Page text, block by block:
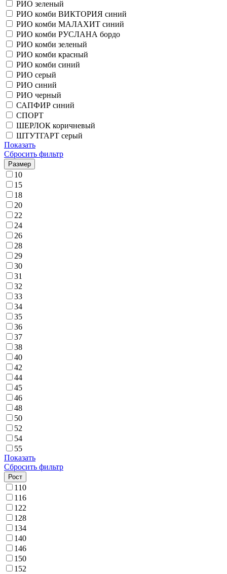
РИО зеленый
РИО комби ВИКТОРИЯ синий
РИО комби МАЛАХИТ синий
РИО комби РУСЛАНА бордо
РИО комби зеленый
РИО комби красный
РИО комби синий
РИО серый
РИО синий
РИО черный
САПФИР синий
СПОРТ
ШЕРЛОК коричневый
ШТУТГАРТ серый
Показать
Сбросить фильтр
Размер
10
15
18
20
22
24
26
28
29
30
31
32
33
34
35
36
37
38
40
42
44
45
46
48
50
52
54
55
Показать
Сбросить фильтр
Рост
110
116
122
128
134
140
146
150
152